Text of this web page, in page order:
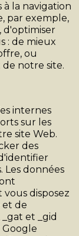
à la navigation
par exemple,
d'optimiser
: de mieux
ou
notre site.
internes
sur les
site Web.
des
données
disposez
et de
et _gid
Google